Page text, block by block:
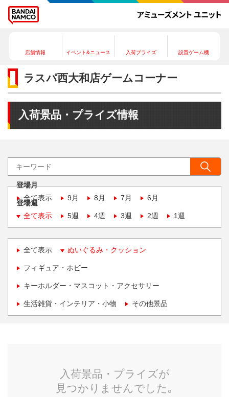
店舗情報 イベント&ニュース 入荷プライズ 設置ゲーム機
ラスパ西大和店ゲームコーナー
入荷景品・プライズ情報
登場月
全て表示
9月 8月 7月 6月
登場週
全て表示
5週 4週 3週 2週 1週
全て表示 ぬいぐるみ・クッション
フィギュア・ホビー
キーホルダー・マスコット・アクセサリー
生活雑貨・インテリア・小物 その他景品